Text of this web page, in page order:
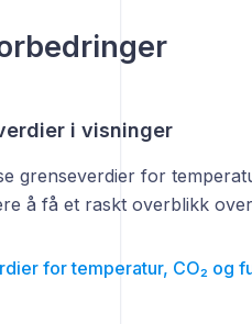
i visninger
grenseverdier for
å få et raskt overblikk
for temperatur, CO₂ og